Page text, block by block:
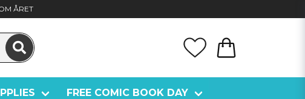
ÅRET
FREE COMIC BOOK DAY